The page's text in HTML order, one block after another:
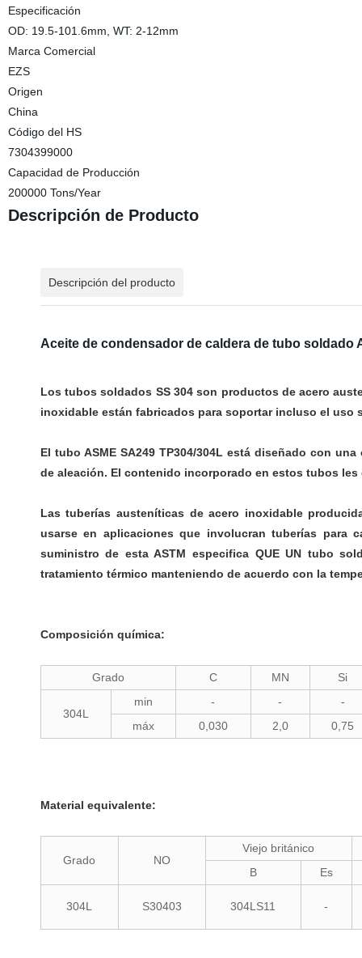
Especificación
OD: 19.5-101.6mm, WT: 2-12mm
Marca Comercial
EZS
Origen
China
Código del HS
7304399000
Capacidad de Producción
200000 Tons/Year
Descripción de Producto
Descripción del producto
Aceite de condensador de caldera de tubo soldado
Los tubos soldados SS 304 son productos de acero
inoxidable están fabricados para soportar incluso el uso
El tubo ASME SA249 TP304/304L está diseñado con
de aleación. El contenido incorporado en estos tubos
Las tuberías austeníticas de acero inoxidable
usarse en aplicaciones que involucran tuberías para
suministro de esta ASTM especifica QUE UN tubo
tratamiento térmico manteniendo de acuerdo con la
Composición química:
Grado C MN Si
304L
min - -
-
máx
0,030 2,0 0,75
Material equivalente:
Grado NO
Viejo británico
B
Es
304L S30403 304LS11 -